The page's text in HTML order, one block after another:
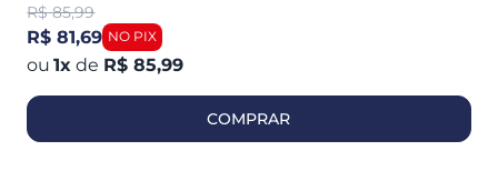
R$ 85,99
R$ 81,69
1x de R$ 85,99
COMPRAR